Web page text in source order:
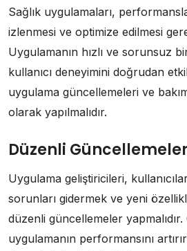
Sağlık uygulamaları,
izlenmesi ve optimize edilmesi
Uygulamanın hızlı ve sorunsuz
kullanıcı deneyimini doğrudan
uygulama güncellemeleri ve
olarak yapılmalıdır.
Düzenli Güncellemeler
Uygulama geliştiricileri,
sorunları gidermek ve yeni
düzenli güncellemeler
uygulamanın performansını